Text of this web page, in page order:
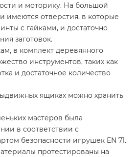
и моторику. На большой
имеются отверстия, в которые
с гайками, и достаточно
заготовок.
в комплект деревянного
инструментов, таких как
и достаточное количество
ящиках можно хранить
мастеров была
в соответствии с
безопасности игрушек EN 71.
протестированы на